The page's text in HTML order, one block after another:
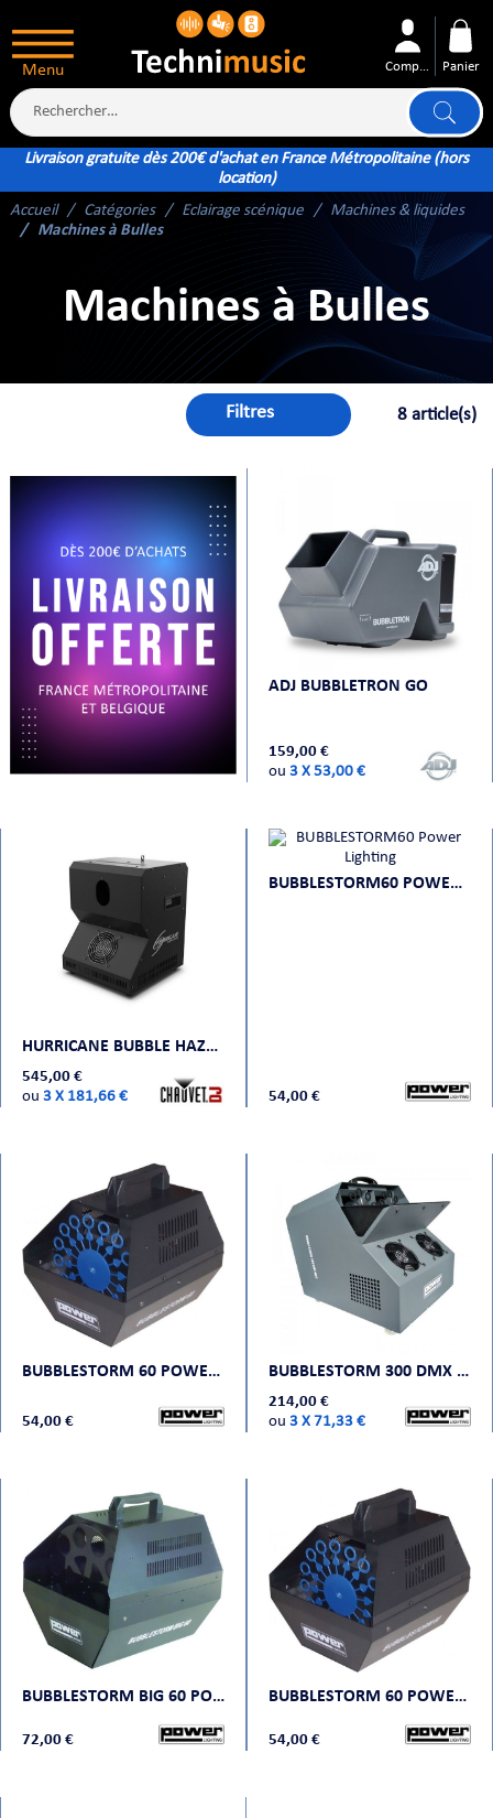
Menu Compte Panier
AUDIO
Livraison gratuite dès 200€ d'achat en France Métropolitaine (hors
location)
Accueil
Catégories Eclairage scénique
Machines & liquides
Machines à Bulles
Machines à Bulles
Filtres 8 article(s)
ADJ BUBBLETRON GO
159,00 €
ou 3 X 53,00 €
HURRICANE BUBBLE HAZE CHAUVET
545,00 €
ou 3 X 181,66 €
BUBBLESTORM60 POWER LIGHTING
54,00 €
BUBBLESTORM 60 POWER LIGHTING
54,00 €
BUBBLESTORM 300 DMX POWER LIGHTING
214,00 €
ou 3 X 71,33 €
BUBBLESTORM BIG 60 POWER LIGHTING
72,00 €
BUBBLESTORM 60 POWER LIGHTING
54,00 €